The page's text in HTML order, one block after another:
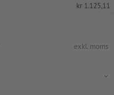
kr 1.125,11
exkl. moms